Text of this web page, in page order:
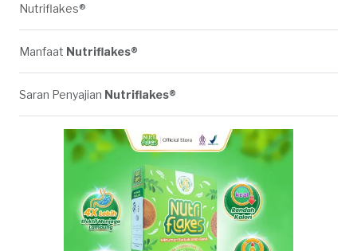
Nutriflakes®
Manfaat Nutriflakes®
Saran Penyajian Nutriflakes®